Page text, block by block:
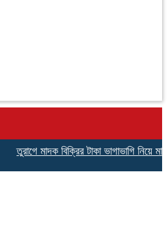
তুরাগে মাদক বিক্রির টাকা ভাগাভাগি নিয়ে মাদক